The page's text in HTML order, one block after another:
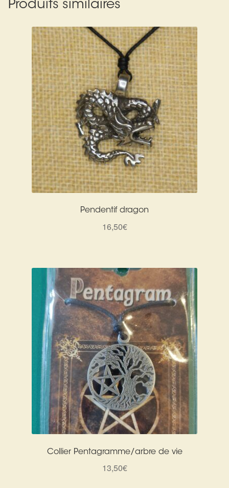
Produits similaires
Pendentif dragon
16,50€
Collier Pentagramme/arbre de vie
13,50€